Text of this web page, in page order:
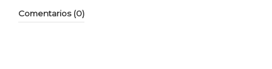
Comentarios (0)